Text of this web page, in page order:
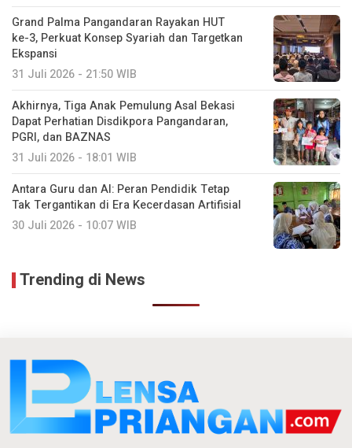
Grand Palma Pangandaran Rayakan HUT
ke-3, Perkuat Konsep Syariah dan Targetkan
Ekspansi
31 Juli 2026 - 21:50 WIB
Akhirnya, Tiga Anak Pemulung Asal Bekasi
Dapat Perhatian Disdikpora Pangandaran,
PGRI, dan BAZNAS
31 Juli 2026 - 18:01 WIB
Antara Guru dan AI: Peran Pendidik Tetap
Tak Tergantikan di Era Kecerdasan Artifisial
30 Juli 2026 - 10:07 WIB
Trending di News